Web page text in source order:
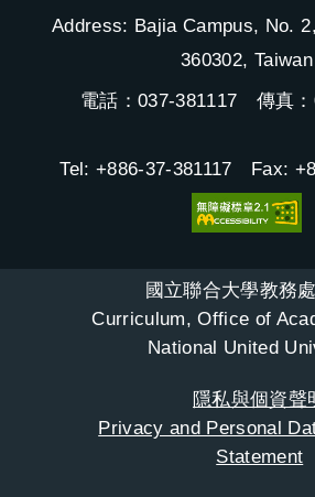
Address: Bajia Campus, No.
360302, Taiwan
電話：037-381117 傳真：
Tel: +886-37-381117 Fax:
國立聯合大學教務
Curriculum, Office of
National United
隱私與個資聲
Privacy and Personal
Statement